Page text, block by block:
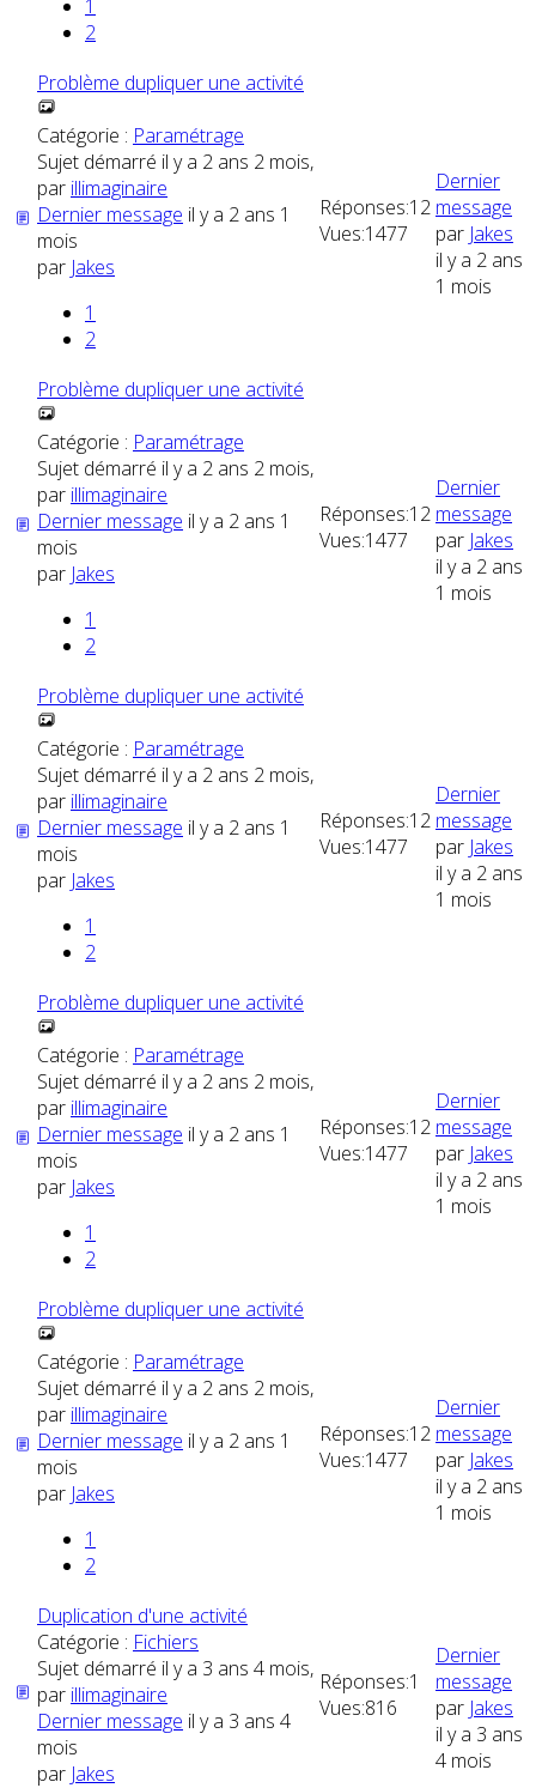
1
2
Problème dupliquer une activité
Catégorie : Paramétrage
Sujet démarré il y a 2 ans 2 mois,
par illimaginaire
Dernier message il y a 2 ans 1
mois
par Jakes
1
2
Réponses:12
Vues:1477
Dernier
message
par Jakes
il y a 2 ans
1 mois
Problème dupliquer une activité
Catégorie : Paramétrage
Sujet démarré il y a 2 ans 2 mois,
par illimaginaire
Dernier message il y a 2 ans 1
mois
par Jakes
1
2
Réponses:12
Vues:1477
Dernier
message
par Jakes
il y a 2 ans
1 mois
Problème dupliquer une activité
Catégorie : Paramétrage
Sujet démarré il y a 2 ans 2 mois,
par illimaginaire
Dernier message il y a 2 ans 1
mois
par Jakes
1
2
Réponses:12
Vues:1477
Dernier
message
par Jakes
il y a 2 ans
1 mois
Problème dupliquer une activité
Catégorie : Paramétrage
Sujet démarré il y a 2 ans 2 mois,
par illimaginaire
Dernier message il y a 2 ans 1
mois
par Jakes
1
2
Réponses:12
Vues:1477
Dernier
message
par Jakes
il y a 2 ans
1 mois
Problème dupliquer une activité
Catégorie : Paramétrage
Sujet démarré il y a 2 ans 2 mois,
par illimaginaire
Dernier message il y a 2 ans 1
mois
par Jakes
1
2
Réponses:12
Vues:1477
Dernier
message
par Jakes
il y a 2 ans
1 mois
Duplication d'une activité
Catégorie : Fichiers
Sujet démarré il y a 3 ans 4 mois,
par illimaginaire
Dernier message il y a 3 ans 4
mois
par Jakes
Réponses:1
Vues:816
Dernier
message
par Jakes
il y a 3 ans
4 mois